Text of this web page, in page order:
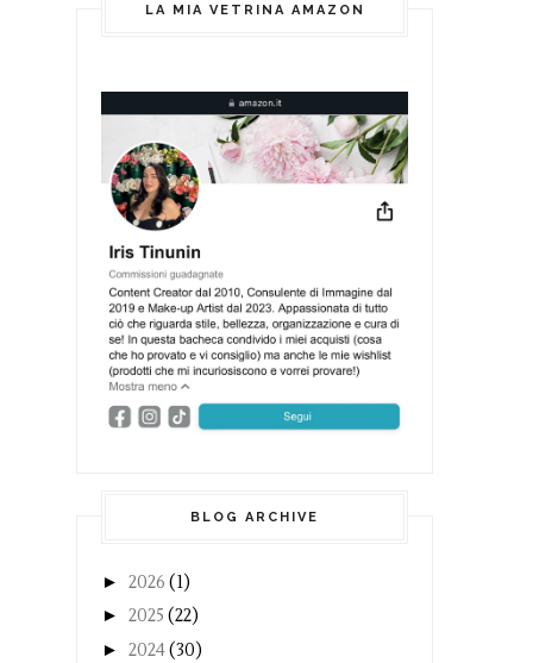
LA MIA VETRINA AMAZON
BLOG ARCHIVE
► 2026 (1)
► 2025 (22)
► 2024(30)